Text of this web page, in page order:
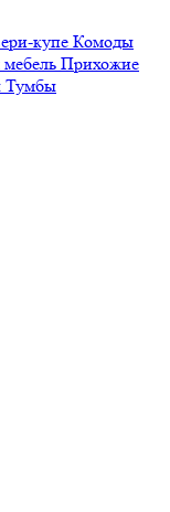
купе Комоды
Прихожие
Тумбы